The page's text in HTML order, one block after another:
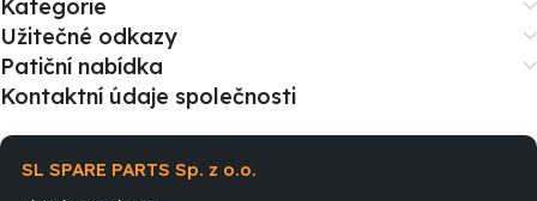
Kategorie
Užitečné odkazy
Patiční nabídka
Kontaktní údaje společnosti
SL SPARE PARTS Sp. z o.o.